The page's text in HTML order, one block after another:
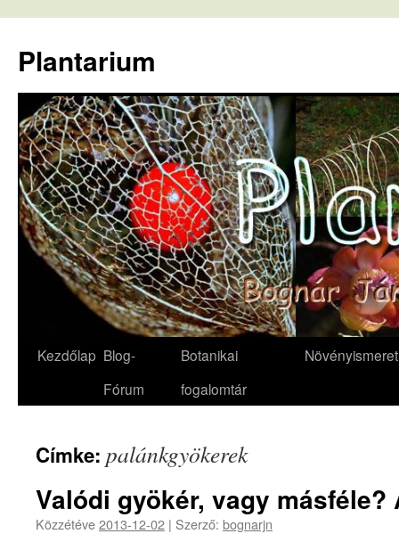
tartalomba
Plantarium
Kezdőlap Blog-
Fórum
Botanikai
fogalomtár
Növényismeret
Címke: palánkgyökerek
Valódi gyökér, vagy másféle?
Közzétéve2013-12-02 | Szerző: bognarjn